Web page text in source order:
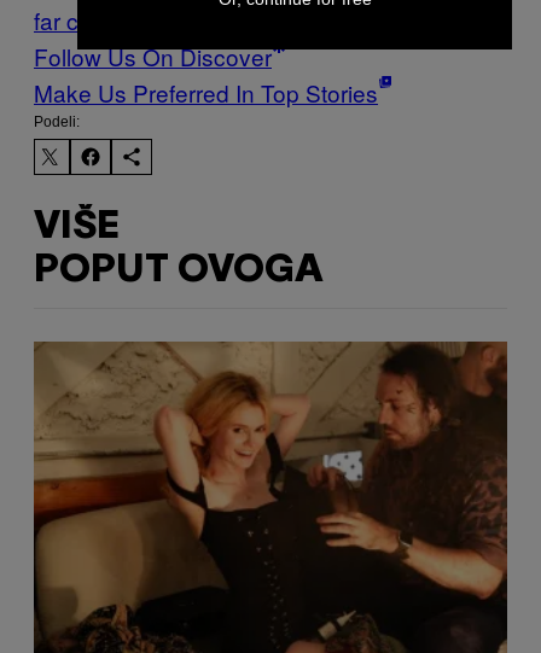
far cry
Follow Us On Discover
Make Us Preferred In Top Stories
Podeli:
VIŠE
POPUT OVOGA